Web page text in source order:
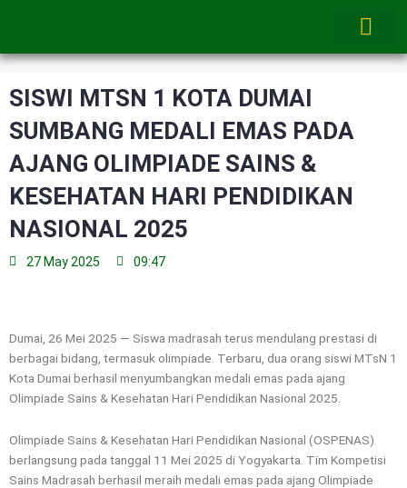
SISWI MTSN 1 KOTA DUMAI
SUMBANG MEDALI EMAS PADA
AJANG OLIMPIADE SAINS &
KESEHATAN HARI PENDIDIKAN
NASIONAL 2025
27 May 2025 09:47
Dumai, 26 Mei 2025 — Siswa madrasah terus mendulang prestasi di
berbagai bidang, termasuk olimpiade. Terbaru, dua orang siswi MTsN 1
Kota Dumai berhasil menyumbangkan medali emas pada ajang
Olimpiade Sains & Kesehatan Hari Pendidikan Nasional 2025.
Olimpiade Sains & Kesehatan Hari Pendidikan Nasional (OSPENAS)
berlangsung pada tanggal 11 Mei 2025 di Yogyakarta. Tim Kompetisi
Sains Madrasah berhasil meraih medali emas pada ajang Olimpiade